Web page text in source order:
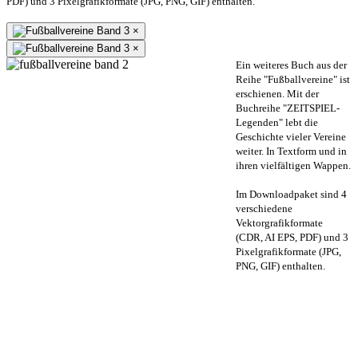
×
×
Ein weiteres Buch aus der
Reihe "Fußballvereine" ist
erschienen. Mit der
Buchreihe "ZEITSPIEL-
Legenden" lebt die
Geschichte vieler Vereine
weiter. In Textform und in
ihren vielfältigen Wappen.
Im Downloadpaket sind 4
verschiedene
Vektorgrafikformate
(CDR, AI EPS, PDF) und 3
Pixelgrafikformate (JPG,
PNG, GIF) enthalten.